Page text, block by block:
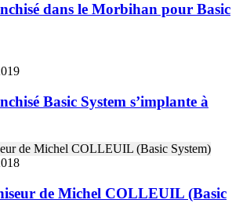
dans le Morbihan pour Basic
Basic System s’implante à
de Michel COLLEUIL (Basic